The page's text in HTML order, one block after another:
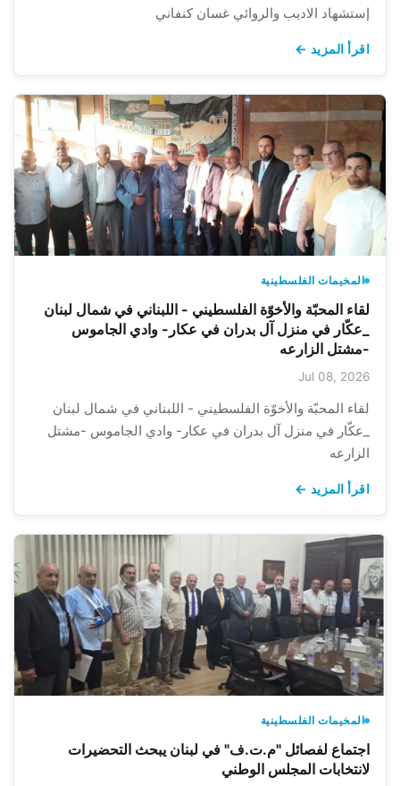
إستشهاد الاديب والروائي غسان كنفاني
اقرأ المزيد ←
المخيمات الفلسطينية
لقاء المحبّة والأخوّة الفلسطيني - اللبناني في شمال لبنان
_عكّار في منزل آل بدران في عكار- وادي الجاموس
-مشتل الزارعه
Jul 08, 2026
لقاء المحبّة والأخوّة الفلسطيني - اللبناني في شمال لبنان
_عكّار في منزل آل بدران في عكار- وادي الجاموس -مشتل
الزارعه
اقرأ المزيد ←
المخيمات الفلسطينية
اجتماع لفصائل "م.ت.ف" في لبنان يبحث التحضيرات
لانتخابات المجلس الوطني